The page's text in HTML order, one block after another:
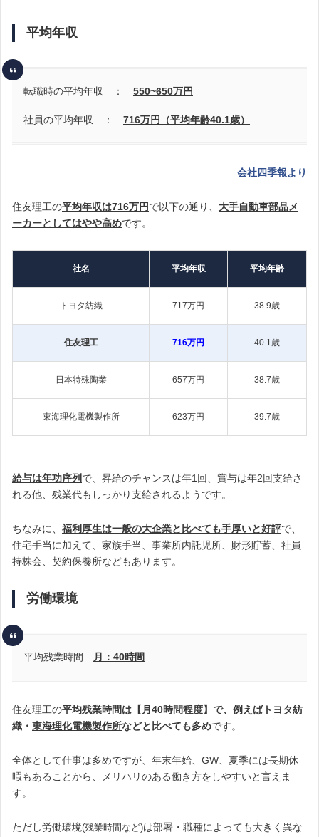
平均年収
転職時の平均年収 ： 550~650万円
社員の平均年収 ： 716万円（平均年齢40.1歳）
会社四季報より
住友理工の平均年収は716万円で以下の通り、 大手自動車部品メ
ーカーとしてはやや高めです。
社名 平均年収 平均年齢
トヨタ紡織 717万円 38.9歳
住友理工 716万円 40.1歳
日本特殊陶業 657万円 38.7歳
東海理化電機製作所 623万円 39.7歳
給与は年功序列で、昇給のチャンスは年1回、賞与は年2回支給さ
れる他、残業代もしっかり支給されるようです。
ちなみに、 福利厚生は一般の大企業と比べても手厚いと好評で、
住宅手当に加えて、家族手当、事業所内託児所、財形貯蓄、社員
持株会、契約保養所などもあります。
労働環境
平均残業時間 月：40時間
住友理工の平均残業時間は【月40時間程度】 で、例えばトヨタ紡
織・ 東海理化電機製作所などと比べても多めです。
全体として仕事は多めですが、年末年始、GW、夏季には長期休
暇もあることから、メリハリのある働き方をしやすいと言えま
す。
ただし労働環境(残業時間など)は部署・職種によっても大きく異な